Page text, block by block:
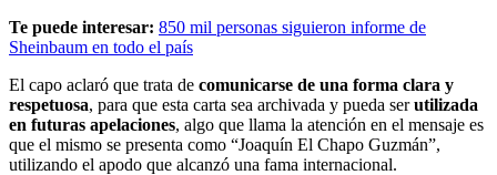
Te puede interesar: 850 mil personas siguieron informe de
Sheinbaum en todo el país
El capo aclaró que trata de comunicarse de una forma clara y
respetuosa, para que esta carta sea archivada y pueda serutilizada
en futuras apelaciones, algo que llama la atención en el mensaje es
que el mismo se presenta como “Joaquín El Chapo Guzmán”,
utilizando el apodo que alcanzó una fama internacional.